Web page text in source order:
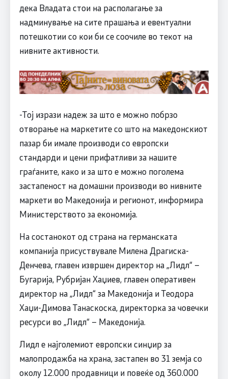
дека Владата стои на располагање за
надминување на сите прашања и евентуални
потешкотии со кои би се соочиле во текот на
нивните активности.
-Тој изрази надеж за што е можно побрзо
отворање на маркетите со што на македонскиот
пазар би имале производи со европски
стандарди и цени прифатливи за нашите
граѓаните, како и за што е можно поголема
застапеност на домашни производи во нивните
маркети во Македонија и регионот, информира
Министерството за економија.
На состанокот од страна на германската
компанија присуствувале Милена Драгиска-
Денчева, главен извршен директор на „Лидл“ –
Бугарија, Рубријан Хаџиев, главен оперативен
директор на „Лидл“ за Македонија и Теодора
Хаџи-Димова Танаскоска, директорка за човечки
ресурси во „Лидл“ – Македонија.
Лидл е најголемиот европски синџир за
малопродажба на храна, застапен во 31 земјa со
околу 12.000 продавници и повеќе од 360.000